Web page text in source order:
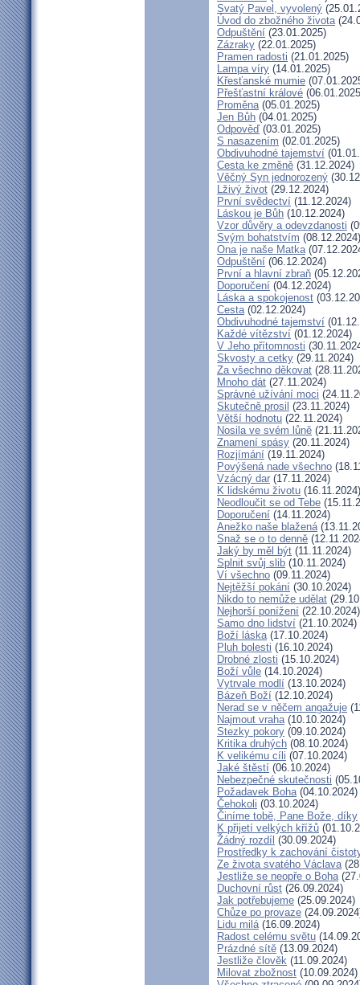
Svatý Pavel, vyvolený
Úvod do zbožného života
Odpuštění (23.01.2025)
Zázraky (22.01.2025)
Pramen radosti (21.01.2025)
Lampa víry (14.01.2025)
Křesťanské mumie
Přešťastní králové
Proměna(05.01.2025)
Jen Bůh (04.01.2025)
Odpověď (03.01.2025)
S nasazením (02.01.2025)
Obdivuhodné tajemství
Cesta ke změně (31.12.2024)
Věčný Syn jednorozený
Lživý život (29.12.2024)
První svědectví (11.12.2024)
Láskou je Bůh (10.12.2024)
Vzor důvěry a odevzdanosti
Svým bohatstvím (08.12.2024)
Ona je naše Matka
Odpuštění (06.12.2024)
První a hlavní zbraň
Doporučení (04.12.2024)
Láska a spokojenost
Cesta(02.12.2024)
Obdivuhodné tajemství
Každé vítězství (01.12.2024)
V Jeho přítomnosti
Skvosty a cetky (29.11.2024)
Za všechno děkovat
Mnoho dát (27.11.2024)
Správné užívání moci
Skutečně prosil (23.11.2024)
Větší hodnotu (22.11.2024)
Nosila ve svém lůně
Znamení spásy (20.11.2024)
Rozjímání (19.11.2024)
Povýšená nade všechno
Vzácný dar (17.11.2024)
K lidskému životu (16.11.2024)
Neodloučit se od Tebe
Doporučení (14.11.2024)
Anežko naše blažená
Snaž se o to denně
Jaký by měl být (11.11.2024)
Splnit svůj slib (10.11.2024)
Ví všechno (09.11.2024)
Nejtěžší pokání (30.10.2024)
Nikdo to nemůže udělat
Nejhorší ponížení (22.10.2024)
Samo dno lidství (21.10.2024)
Boží láska(17.10.2024)
Pluh bolesti (16.10.2024)
Drobné zlosti (15.10.2024)
Boží vůle (14.10.2024)
Vytrvale modlí (13.10.2024)
Bázeň Boží (12.10.2024)
Nerad se v něčem angažuje
Najmout vraha(10.10.2024)
Stezky pokory (09.10.2024)
Kritika druhých (08.10.2024)
K velikému cíli (07.10.2024)
Jaké štěstí (06.10.2024)
Nebezpečné skutečnosti
Požadavek Boha(04.10.2024)
Čehokoli (03.10.2024)
Činíme tobě, Pane Bože, díky
K přijetí velkých křížů
Žádný rozdíl (30.09.2024)
Prostředky k zachování
Ze života svatého Václava
Jestliže se neopře o Boha
Duchovní růst (26.09.2024)
Jak potřebujeme (25.09.2024)
Chůze po provaze
Lidu milá(16.09.2024)
Radost celému světu
Prázdné sítě (13.09.2024)
Jestliže člověk (11.09.2024)
Milovat zbožnost (10.09.2024)